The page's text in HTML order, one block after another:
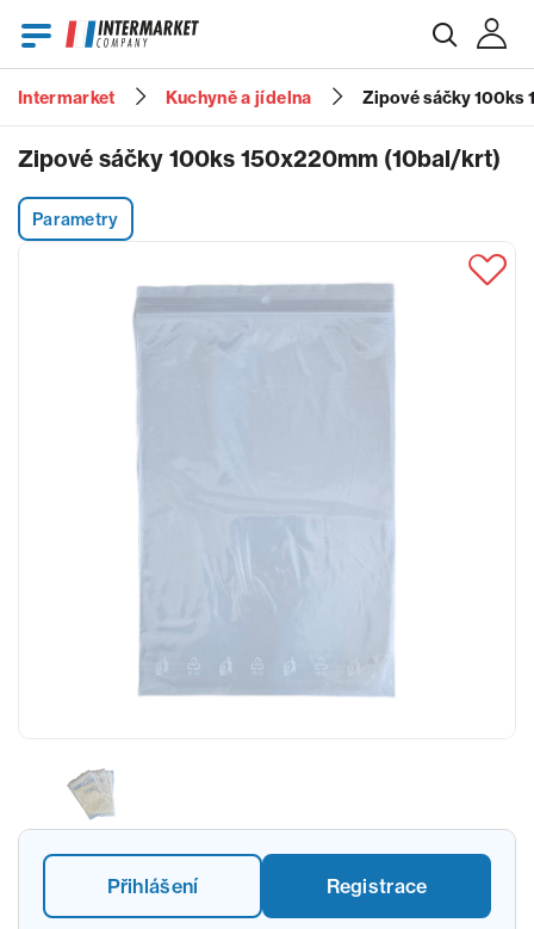
Heslo
Intermarket Kuchyně a jídelna Zipové sáčky 100ks
Zipové sáčky 100ks 150x220mm (10bal/krt)
Parametry
Přihlášení Registrace